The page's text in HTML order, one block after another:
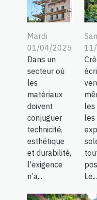
Mardi
01/04/2025
Dans un
secteur où
les
matériaux
doivent
conjuguer
technicité,
esthétique
et durabilité,
l'exigence
n’a...
les
les
Le...